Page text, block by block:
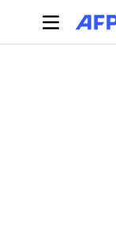
Aller au contenu
Onglets